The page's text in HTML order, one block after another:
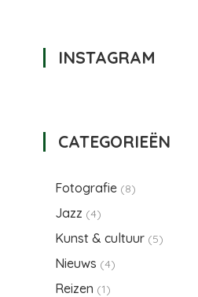
INSTAGRAM
CATEGORIEËN
Fotografie(8)
Jazz (4)
Kunst & cultuur(5)
Nieuws (4)
Reizen (1)